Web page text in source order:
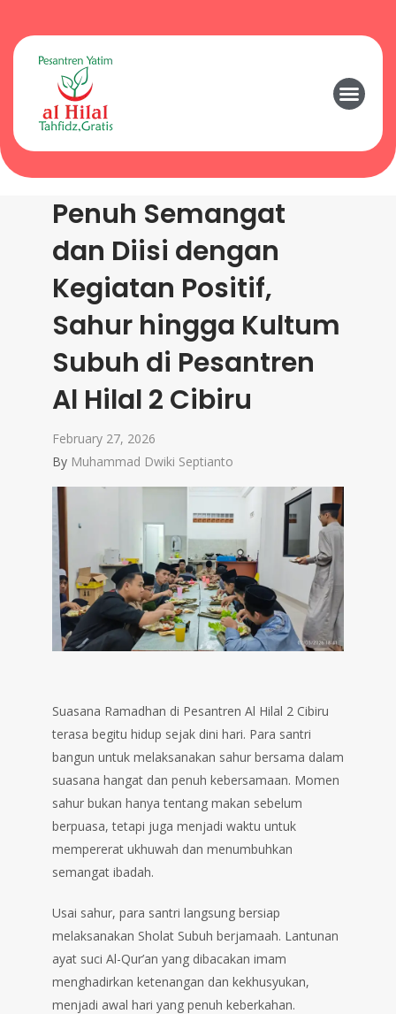
Penuh Semangat
dan Diisi dengan
Kegiatan Positif,
Sahur hingga Kultum
Subuh di Pesantren
Al Hilal 2 Cibiru
February 27, 2026
By Muhammad Dwiki Septianto
Suasana Ramadhan di Pesantren Al Hilal 2 Cibiru
terasa begitu hidup sejak dini hari. Para santri
bangun untuk melaksanakan sahur bersama dalam
suasana hangat dan penuh kebersamaan. Momen
sahur bukan hanya tentang makan sebelum
berpuasa, tetapi juga menjadi waktu untuk
mempererat ukhuwah dan menumbuhkan
semangat ibadah.
Usai sahur, para santri langsung bersiap
melaksanakan Sholat Subuh berjamaah. Lantunan
ayat suci Al-Qur’an yang dibacakan imam
menghadirkan ketenangan dan kekhusyukan,
menjadi awal hari yang penuh keberkahan.